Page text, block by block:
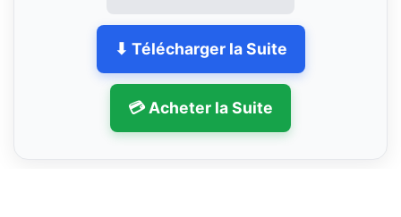
⬇ Télécharger la Suite
💳 Acheter la Suite